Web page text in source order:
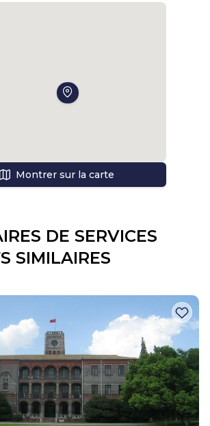
Montrer sur la carte
DE SERVICES
SIMILAIRES